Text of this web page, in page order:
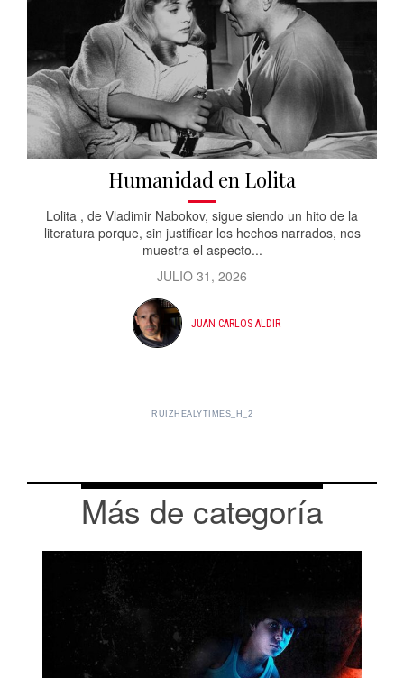
Humanidad en Lolita
Lolita , de Vladimir Nabokov, sigue siendo un hito de la
literatura porque, sin justificar los hechos narrados, nos
muestra el aspecto...
JULIO 31, 2026
JUAN CARLOS ALDIR
RUIZHEALYTIMES_H_2
Más de categoría